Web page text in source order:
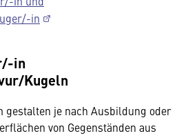
in
in
Kugeln
gestalten je nach Ausbildung oder
von Gegenständen aus